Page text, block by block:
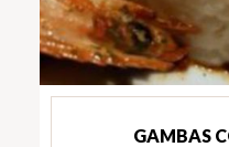
GAMBAS